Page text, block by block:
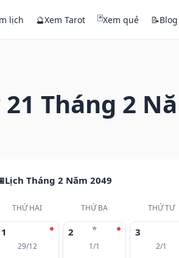
lịch 🔮Xem Tarot 🃏Xem quẻ 📝Blog
Tháng 2
Lịch Tháng 2 Năm 2049
THỨ HAI THỨ BA THỨ TƯ
1
29/12
⭐
2
1/1
3
2/1